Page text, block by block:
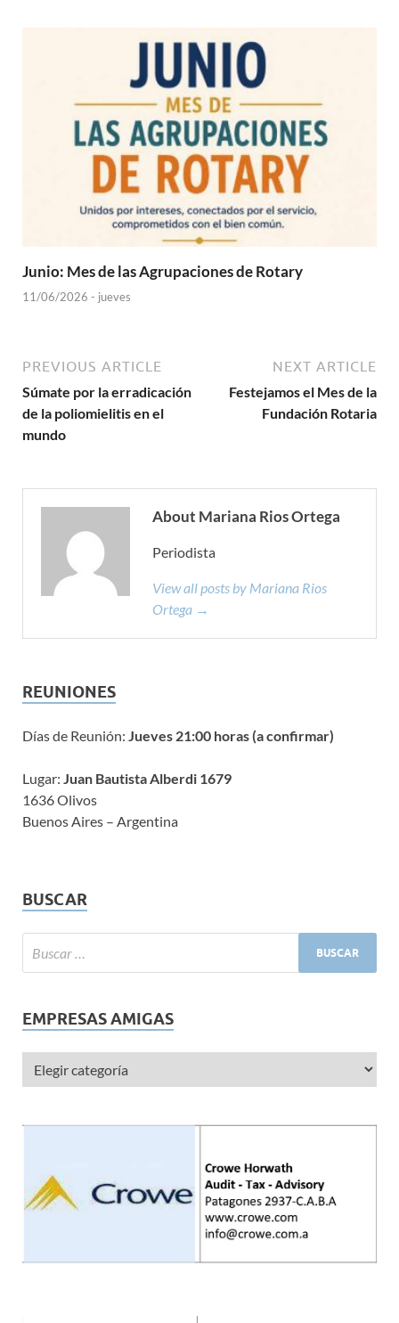
Junio: Mes de las Agrupaciones de Rotary
11/06/2026 - jueves
PREVIOUS ARTICLE
Súmate por la erradicación
de la poliomielitis en el
mundo
NEXT ARTICLE
Festejamos el Mes de la
Fundación Rotaria
About Mariana Rios Ortega
Periodista
View all posts by Mariana Rios
Ortega →
REUNIONES
Días de Reunión: Jueves 21:00 horas (a confirmar)
Lugar: Juan Bautista Alberdi 1679
1636 Olivos
Buenos Aires – Argentina
BUSCAR
EMPRESAS AMIGAS